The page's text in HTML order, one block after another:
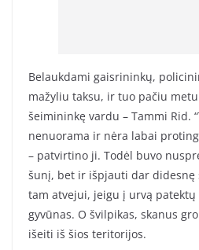
Belaukdami gaisrininkų,
mažyliu taksu, ir tuo pačiu
šeimininkę vardu – Tammi Rid.
nenuorama ir nėra labai
– patvirtino ji. Todėl buvo
šunį, bet ir išpjauti dar didesnę
tam atvejui, jeigu į urvą
gyvūnas. O švilpikas, skanus
išeiti iš šios teritorijos.